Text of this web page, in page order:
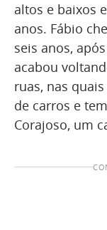
altos e baixos
anos. Fábio
seis anos,
acabou
ruas, nas
de carros e
Corajoso, um